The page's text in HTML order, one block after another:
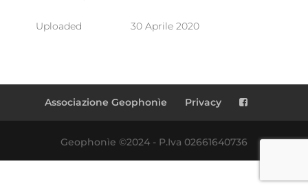
Uploaded 30 Aprile 2020
Associazione Geophonìe Privacy
Geophonìe ©2024 - P.Iva 02661640736